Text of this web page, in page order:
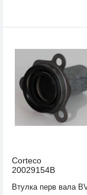
Corteco
20029154B
Втулка перв вала